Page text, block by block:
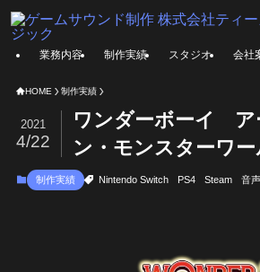
業務内容 制作実績 スタジオ 会社
HOME 制作実績
ワンダーボーイ ア
ン・モンスターワー
2021
4/22
制作実績 Nintendo Switch PS4 Steam 音